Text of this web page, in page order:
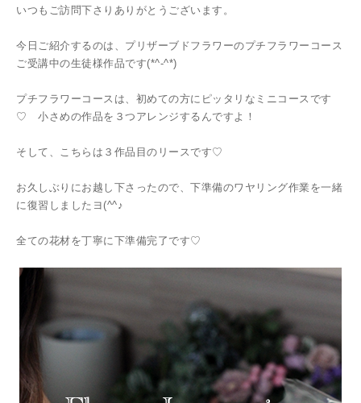
いつもご訪問下さりありがとうございます。
今日ご紹介するのは、プリザーブドフラワーのプチフラワーコース
ご受講中の生徒様作品です(*^-^*)
プチフラワーコースは、初めての方にピッタリなミニコースです
♡ 小さめの作品を３つアレンジするんですよ！
そして、こちらは３作品目のリースです♡
お久しぶりにお越し下さったので、下準備のワヤリング作業を一緒
に復習しましたヨ(^^♪
全ての花材を丁寧に下準備完了です♡